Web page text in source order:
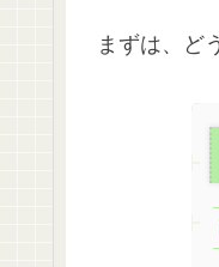
まずは、ど